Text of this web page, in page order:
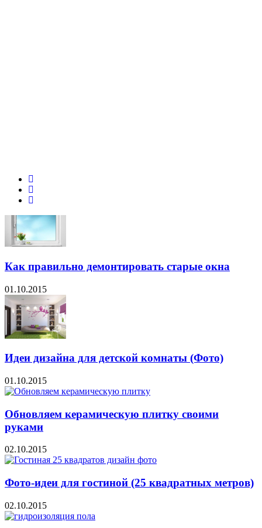
Как правильно демонтировать старые окна
01.10.2015
Идеи дизайна для детской комнаты (Фото)
01.10.2015
Обновляем керамическую плитку своими
руками
02.10.2015
Фото-идеи для гостиной (25 квадратных метров)
02.10.2015